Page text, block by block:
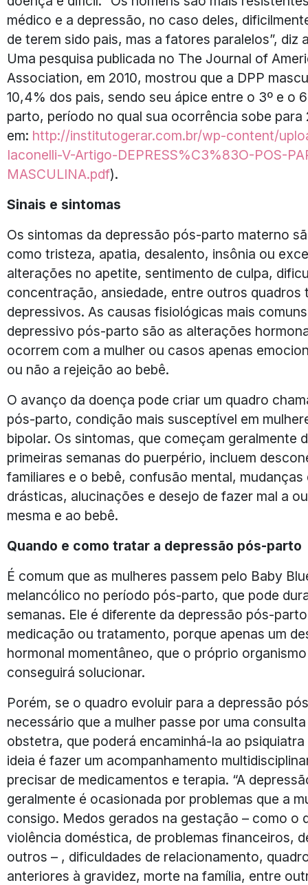
médico e a depressão, no caso deles,
de terem sido pais, mas a fatores paralelos”, diz
Uma pesquisa publicada no The Journal of
Association, em 2010, mostrou que a DPP
10,4% dos pais, sendo seu ápice entre o 3º e o
parto, período no qual sua ocorrência sobe para
em: http://institutogerar.com.br/wp-content/
Iaconelli-V-Artigo-DEPRESS%C3%83O-POS-
MASCULINA.pdf).
Sinais e sintomas
Os sintomas da depressão pós-parto materno
como tristeza, apatia, desalento, insônia ou
alterações no apetite, sentimento de culpa,
concentração, ansiedade, entre outros quadros
depressivos. As causas fisiológicas mais
depressivo pós-parto são as alterações
ocorrem com a mulher ou casos apenas
ou não a rejeição ao bebê.
O avanço da doença pode criar um quadro
pós-parto, condição mais susceptível em
bipolar. Os sintomas, que começam geralmente
primeiras semanas do puerpério, incluem
familiares e o bebê, confusão mental, mudanças
drásticas, alucinações e desejo de fazer mal a
mesma e ao bebê.
Quando e como tratar a depressão pós-parto
É comum que as mulheres passem pelo Baby
melancólico no período pós-parto, que pode
semanas. Ele é diferente da depressão pós-
medicação ou tratamento, porque apenas um
hormonal momentâneo, que o próprio
conseguirá solucionar.
Porém, se o quadro evoluir para a depressão
necessário que a mulher passe por uma
obstetra, que poderá encaminhá-la ao
ideia é fazer um acompanhamento
precisar de medicamentos e terapia. “A
geralmente é ocasionada por problemas que a
consigo. Medos gerados na gestação – como o
violência doméstica, de problemas financeiros,
outros – , dificuldades de relacionamento,
anteriores à gravidez, morte na família, entre